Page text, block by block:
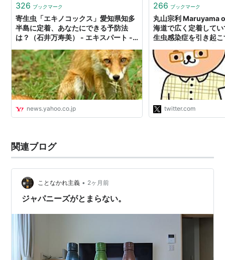
326 ブックマーク
寄生虫「エキノコックス」愛知県知多
半島に定着、あなたにできる予防法
は？（石井万寿美） - エキスパート -
news.yahoo.co.jp
266 ブックマーク
丸山宗利 Maruyama
海道で広く定着して
生虫感染症を引き起
かっており、定着し
い。北海道の例から
散布等で食い止めな
ってしまう。手遅れ
https://t.co/
twitter.com
関連ブログ
ことなかれ主義 • 2ヶ月前
ジャパニーズがとまらない。